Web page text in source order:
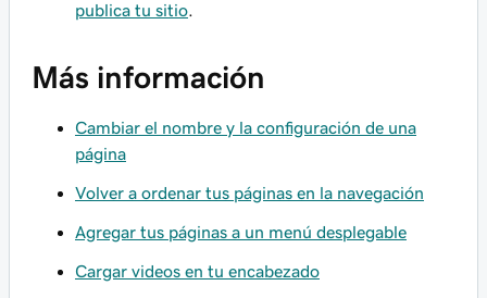
publica tu sitio.
Más información
Cambiar el nombre y la configuración de una
página
Volver a ordenar tus páginas en la navegación
Agregar tus páginas a un menú desplegable
Cargar videos en tu encabezado